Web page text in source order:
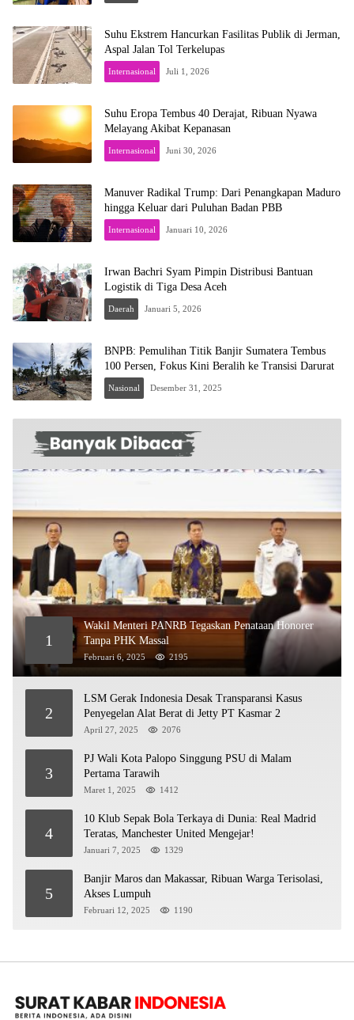
Suhu Ekstrem Hancurkan Fasilitas Publik di Jerman,
Aspal Jalan Tol Terkelupas
Internasional Juli 1, 2026
Suhu Eropa Tembus 40 Derajat, Ribuan Nyawa
Melayang Akibat Kepanasan
Internasional Juni 30, 2026
Manuver Radikal Trump: Dari Penangkapan Maduro
hingga Keluar dari Puluhan Badan PBB
Internasional Januari 10, 2026
Irwan Bachri Syam Pimpin Distribusi Bantuan
Logistik di Tiga Desa Aceh
Daerah Januari 5, 2026
BNPB: Pemulihan Titik Banjir Sumatera Tembus
100 Persen, Fokus Kini Beralih ke Transisi Darurat
Nasional Desember 31, 2025
1
Wakil Menteri PANRB Tegaskan Penataan Honorer
Tanpa PHK Massal
Februari 6, 2025 2195
2
LSM Gerak Indonesia Desak Transparansi Kasus
Penyegelan Alat Berat di Jetty PT Kasmar 2
April 27, 2025 2076
3
PJ Wali Kota Palopo Singgung PSU di Malam
Pertama Tarawih
Maret 1, 2025 1412
4
10 Klub Sepak Bola Terkaya di Dunia: Real Madrid
Teratas, Manchester United Mengejar!
Januari 7, 2025 1329
5
Banjir Maros dan Makassar, Ribuan Warga Terisolasi,
Akses Lumpuh
Februari 12, 2025 1190